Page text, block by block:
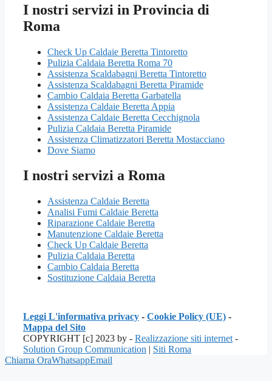
I nostri servizi in Provincia di
Roma
Check Up Caldaie Beretta Tintoretto
Pulizia Caldaia Beretta Roma 70
Assistenza Scaldabagni Beretta Tintoretto
Assistenza Scaldabagni Beretta Piramide
Cambio Caldaia Beretta Garbatella
Assistenza Caldaie Beretta Appia
Assistenza Caldaie Beretta Cecchignola
Pulizia Caldaia Beretta Piramide
Assistenza Climatizzatori Beretta Mostacciano
Dove Siamo
I nostri servizi a Roma
Assistenza Caldaie Beretta
Analisi Fumi Caldaie Beretta
Riparazione Caldaie Beretta
Manutenzione Caldaie Beretta
Check Up Caldaie Beretta
Pulizia Caldaia Beretta
Cambio Caldaia Beretta
Sostituzione Caldaia Beretta
Leggi L'informativa privacy - Cookie Policy (UE) -
Mappa del Sito
COPYRIGHT [c] 2023 by - Realizzazione siti internet -
Solution Group Communication | Siti Roma
Chiama OraWhatsappEmail